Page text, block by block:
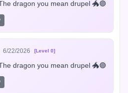
dragon you mean drupel 🐲🟣
6/22/2026 [Level 0]
dragon you mean drupel 🐲🟣